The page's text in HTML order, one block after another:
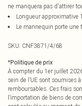
ne manquera pas d'attirer
Longueur approximative
Le mannequin porte une
SKU: CNF3871/4/68
*Politique de prix
À compter du 1er juillet
sein de l’UE sont soumises
remboursables. Ces frais
l’importation de biens de